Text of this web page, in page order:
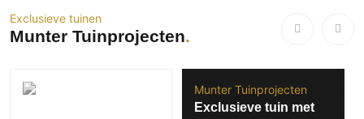
Exclusieve tuinen
Munter Tuinprojecten
Munter Tuinprojecten
Exclusieve tuin met